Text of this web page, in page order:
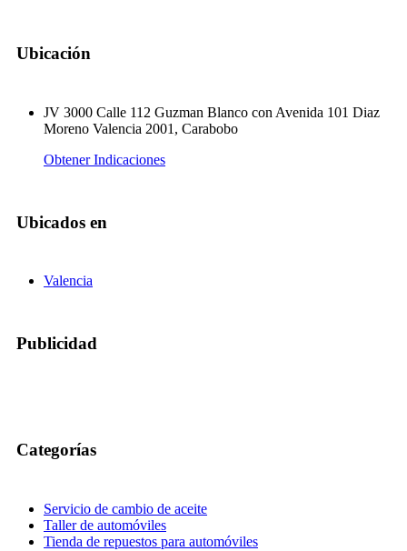
Ubicación
JV 3000 Calle 112 Guzman Blanco con Avenida 101 Diaz
Moreno Valencia 2001, Carabobo
Obtener Indicaciones
Ubicados en
Valencia
Publicidad
Categorías
Servicio de cambio de aceite
Taller de automóviles
Tienda de repuestos para automóviles